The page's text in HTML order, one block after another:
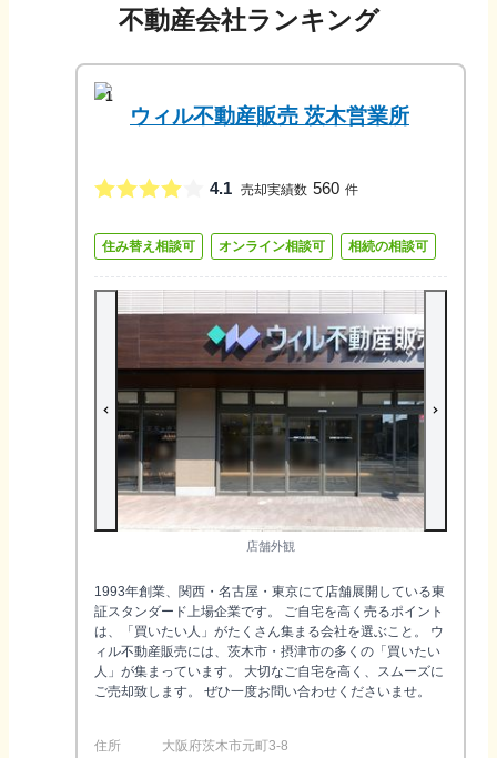
不動産会社ランキング
1
ウィル不動産販売 茨木営業所
4.1 売却実績数 560 件
住み替え相談可 オンライン相談可 相続の相談可
店舗外観
1993年創業、関西・名古屋・東京にて店舗展開している東
証スタンダード上場企業です。 ご自宅を高く売るポイント
は、「買いたい人」がたくさん集まる会社を選ぶこと。 ウ
ィル不動産販売には、茨木市・摂津市の多くの「買いたい
人」が集まっています。 大切なご自宅を高く、スムーズに
ご売却致します。 ぜひ一度お問い合わせくださいませ。
住所 大阪府茨木市元町3-8